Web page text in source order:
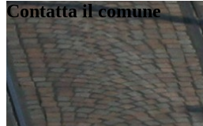
Contatta il comune